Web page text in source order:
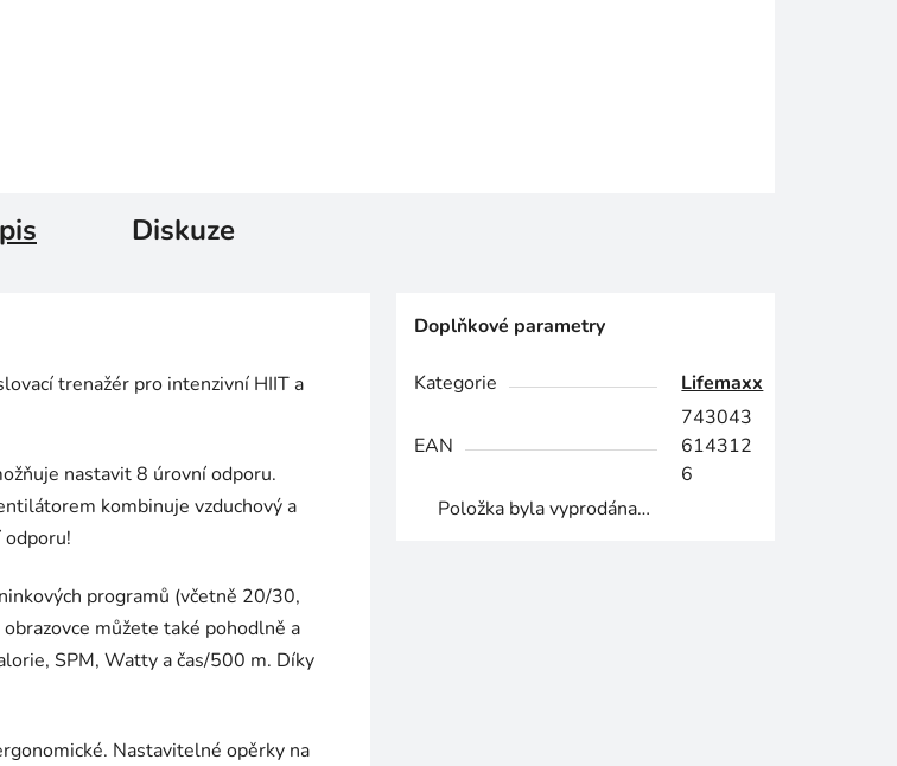
Diskuze
trenažér pro intenzivní HIIT a
nastavit 8 úrovní odporu.
kombinuje vzduchový a
odporu!
programů (včetně 20/30,
můžete také pohodlně a
SPM, Watty a čas/500 m. Díky
Nastavitelné opěrky na
Doplňkové parametry
Kategorie Lifemaxx
EAN
743043
614312
6
Položka byla vyprodána…